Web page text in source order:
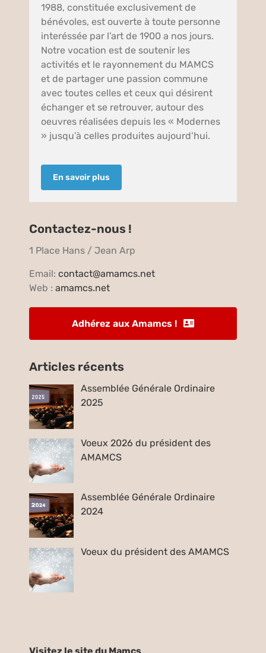
1988, constituée exclusivement de
bénévoles, est ouverte à toute personne
interéssée par l’art de 1900 a nos jours.
Notre vocation est de soutenir les
activités et le rayonnement du MAMCS
et de partager une passion commune
avec toutes celles et ceux qui désirent
échanger et se retrouver, autour des
oeuvres réalisées depuis les « Modernes
» jusqu’à celles produites aujourd’hui.
En savoir plus
Contactez-nous !
1 Place Hans / Jean Arp
Email:contact@amamcs.net
Web :amamcs.net
Adhérez aux Amamcs !
Articles récents
Assemblée Générale Ordinaire
2025
Voeux 2026 du président des
AMAMCS
Assemblée Générale Ordinaire
2024
Voeux du président des AMAMCS